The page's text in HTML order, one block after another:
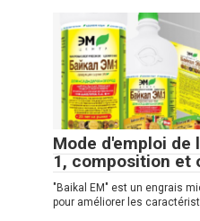
Mode d'emploi de
1, composition et
"Baikal EM" est un engrais
pour améliorer les